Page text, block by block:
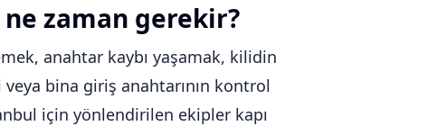
zaman gerekir?
anahtar kaybı yaşamak, kilidin
bina giriş anahtarının kontrol
için yönlendirilen ekipler kapı